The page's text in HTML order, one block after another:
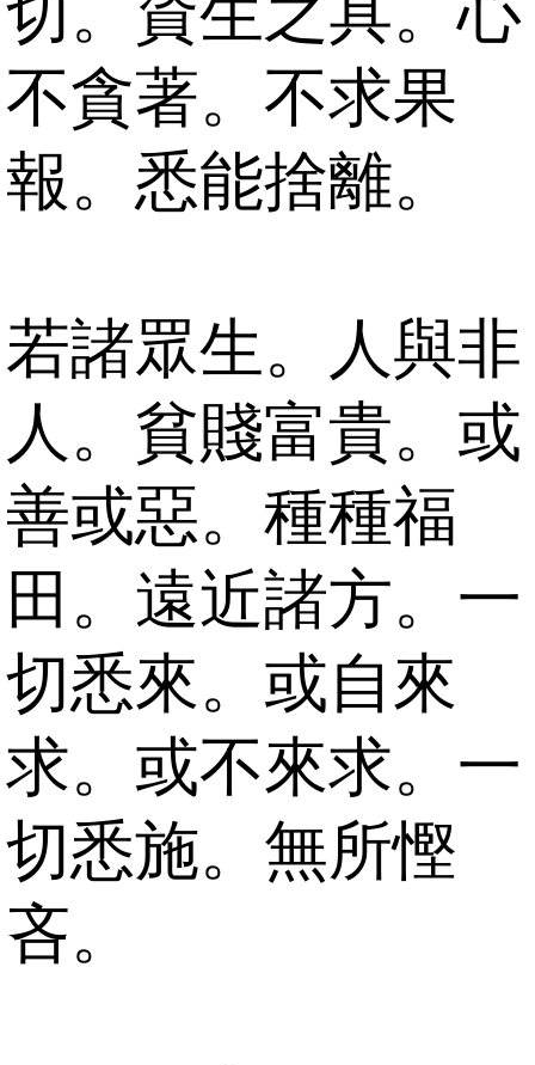
切。資生之具。心
不貪著。不求果
報。悉能捨離。
若諸眾生。人與非
人。貧賤富貴。或
善或惡。種種福
田。遠近諸方。一
切悉來。或自來
求。或不來求。一
切悉施。無所慳
吝。